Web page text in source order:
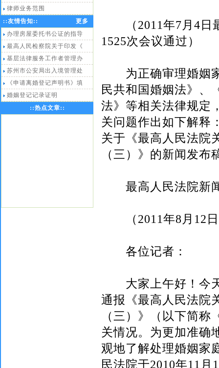
律师业务范围
::友情告知::
更多
办理房屋委托书公证的指导
最高人民检察院关于印发《
基层法律服务工作者管理办
苏州市公安局出入境管理处
《申请离婚登记声明书》填
婚姻登记记录证明
::热点文章::
（2011年7 月 4 日
1525次会议通过）
为正确审理婚姻家
民共和国婚姻法》、
法》等相关法律规定
关问题作出如下解释
关于《最高人民法院
（三）》的新闻发布
最高人民法院新
（2011年8 月 12 日
各位记者：
大家上午好！今天
通报《最高人民法院
（三）》（以下简
关情况。为更加准确
观地了解处理婚姻家
民法院于2010年11 月